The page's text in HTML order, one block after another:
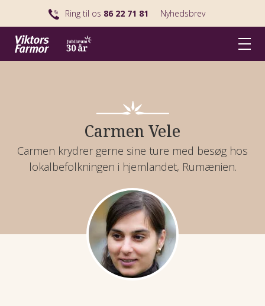
Ring til os 86 22 71 81 Nyhedsbrev
Carmen Vele
Carmen krydrer gerne sine ture med besøg hos
lokalbefolkningen i hjemlandet, Rumænien.